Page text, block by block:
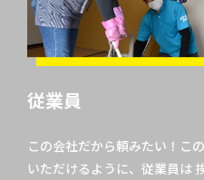
従業員
この会社だから頼みたい！こ
いただけるように、従業員は